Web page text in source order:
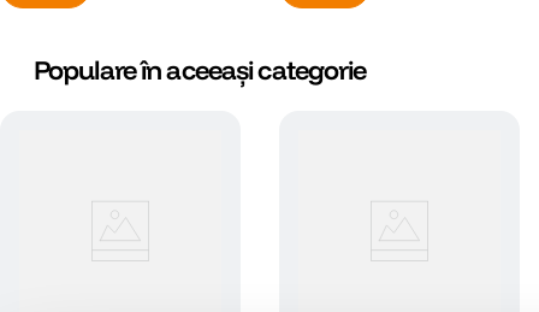
Populare în aceeași categorie